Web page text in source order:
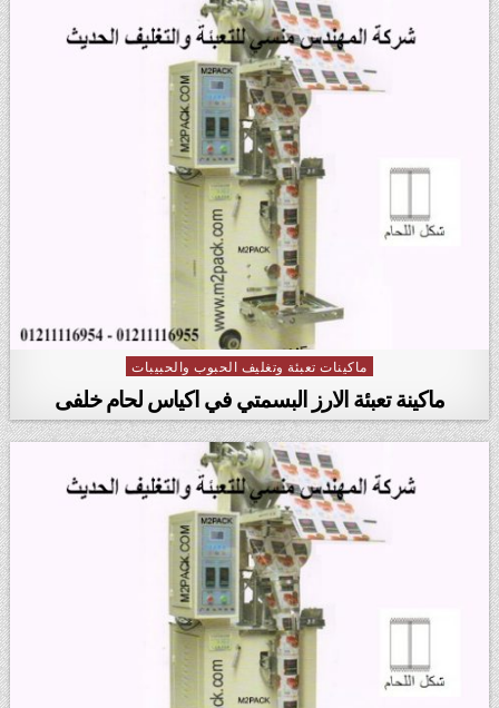
Posted in
ماكينات تعبئة وتغليف الحبوب والحبيبات
ماكينة تعبئة الارز البسمتي في اكياس لحام خلفى